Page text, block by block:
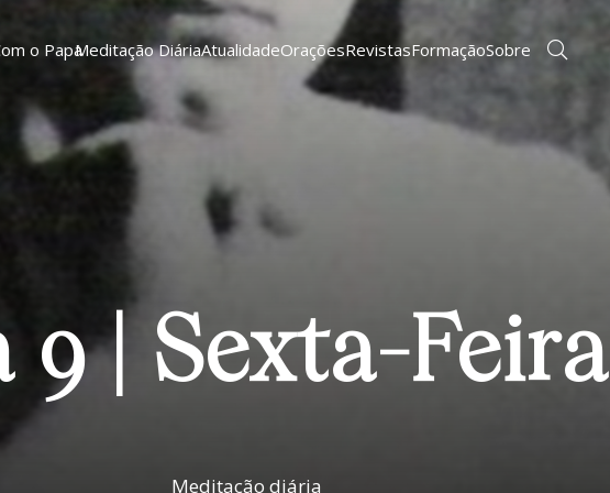
o PapaMeditação DiáriaAtualidadeOraçõesRevistasFormaçãoSobre
9 | Sexta-Feira
Meditação diária